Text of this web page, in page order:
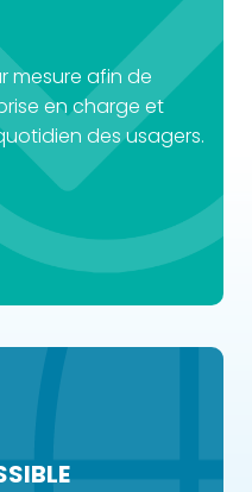
mesure afin de
en charge et
des usagers.